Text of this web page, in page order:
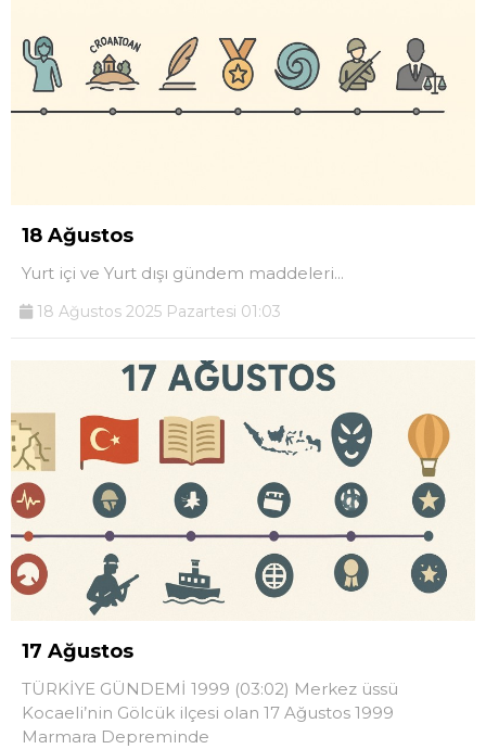
18 Ağustos
Yurt içi ve Yurt dışı gündem maddeleri...
18 Ağustos 2025 Pazartesi 01:03
17 Ağustos
TÜRKİYE GÜNDEMİ 1999 (03:02) Merkez üssü
Kocaeli’nin Gölcük ilçesi olan 17 Ağustos 1999
Marmara Depreminde